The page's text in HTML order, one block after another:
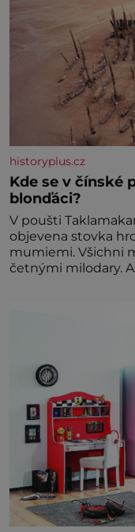
historyplus.cz
Kde se v čínské
blonďáci?
V poušti
objevena stovka
mumiemi. Všichni
četnými milodary.
dávných lidí
odborníci zdejším